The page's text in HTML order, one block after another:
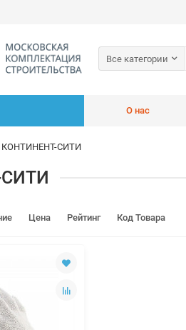
Все категории
О нас
КОНТИНЕНТ-СИТИ
Цена Рейтинг Код Товара